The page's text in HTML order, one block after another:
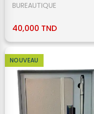
BUREAUTIQUE
40,000 TND
NOUVEAU